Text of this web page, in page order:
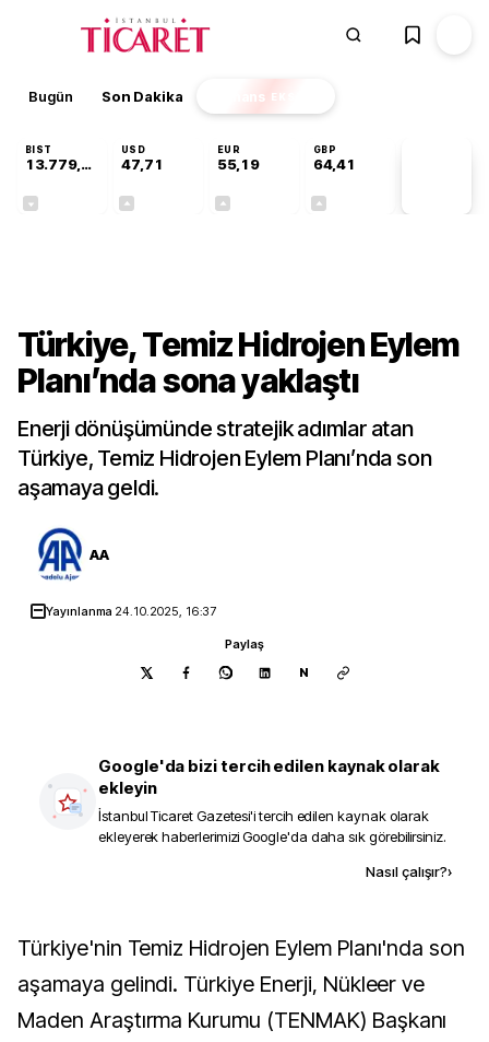
Bugün Son Dakika Finans EKSTRA
BIST
13.779,39
USD
47,71
EUR
55,19
GBP
64,41
Türkiye, Temiz Hidrojen Eylem
Planı’nda sona yaklaştı
Enerji dönüşümünde stratejik adımlar atan
Türkiye, Temiz Hidrojen Eylem Planı’nda son
aşamaya geldi.
AA
Yayınlanma 24.10.2025, 16:37
Paylaş
N
Google'da bizi tercih edilen kaynak olarak
ekleyin
İstanbul Ticaret Gazetesi'i tercih edilen kaynak olarak
ekleyerek haberlerimizi Google'da daha sık görebilirsiniz.
Nasıl çalışır?›
Türkiye'nin Temiz Hidrojen Eylem Planı'nda son
aşamaya gelindi. Türkiye Enerji, Nükleer ve
Maden Araştırma Kurumu (TENMAK) Başkanı